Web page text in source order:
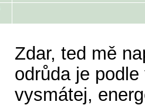
Zdar, ted mě
odrůda je
vysmátej,